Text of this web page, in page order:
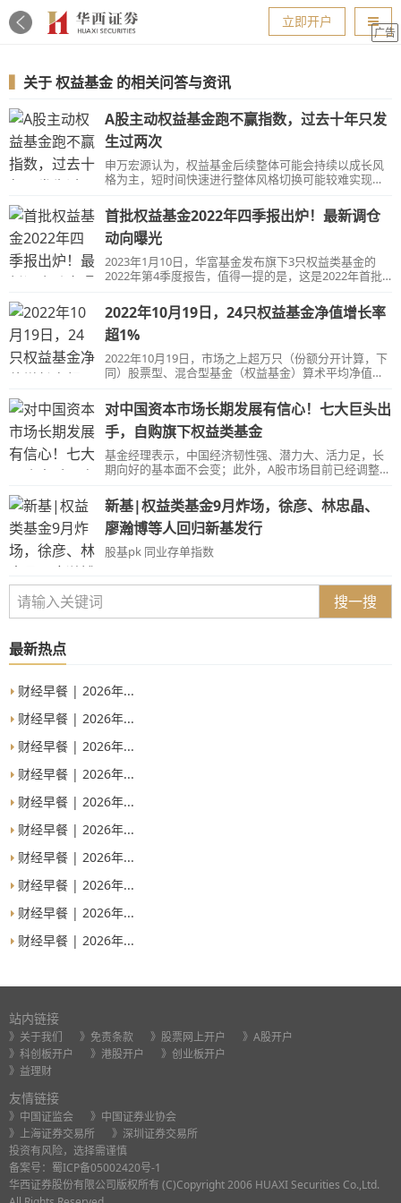
导航
立即开户
广告
关于权益基金 的相关问答与资讯
A股主动权益基金跑不赢指数，过去十年只发
生过两次
申万宏源认为，权益基金后续整体可能会持续以成长风
格为主，短时间快速进行整体风格切换可能较难实现。
权益基金跑输股票指数的行情可能会得到反转。
首批权益基金2022年四季报出炉！最新调仓
动向曝光
2023年1月10日，华富基金发布旗下3只权益类基金的
2022年第4季度报告，值得一提的是，这是2022年首批
2022年10月19日，24只权益基金净值增长率
超1%
2022年10月19日，市场之上超万只（份额分开计算，下
同）股票型、混合型基金（权益基金）算术平均净值增
521只。
对中国资本市场长期发展有信心！七大巨头出
手，自购旗下权益类基金
基金经理表示，中国经济韧性强、潜力大、活力足，长
期向好的基本面不会变；此外，A股市场目前已经调整到
新基|权益类基金9月炸场，徐彦、林忠晶、
廖瀚博等人回归新基发行
股基pk 同业存单指数
搜一搜
最新热点
财经早餐 | 2026年...
财经早餐 | 2026年...
财经早餐 | 2026年...
财经早餐 | 2026年...
财经早餐 | 2026年...
财经早餐 | 2026年...
财经早餐 | 2026年...
财经早餐 | 2026年...
财经早餐 | 2026年...
财经早餐 | 2026年...
站内链接
》关于我们 》免责条款 》股票网上开户
》A股开户
》科创板开户
》港股开户
》创业板开户
》益理财
友情链接
》中国证监会
》中国证券业协会
》上海证券交易所
》深圳证券交易所
投资有风险，选择需谨慎
备案号： 蜀ICP备05002420号-1
华西证券股份有限公司版权所有 (C)Copyright 2006 HUAXI Securities Co.,Ltd.